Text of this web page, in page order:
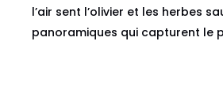
l’air sent l’olivier et les herbes
panoramiques qui capturent le